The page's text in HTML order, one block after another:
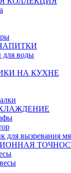
для воды
НА КУХНЕ
для вызревания